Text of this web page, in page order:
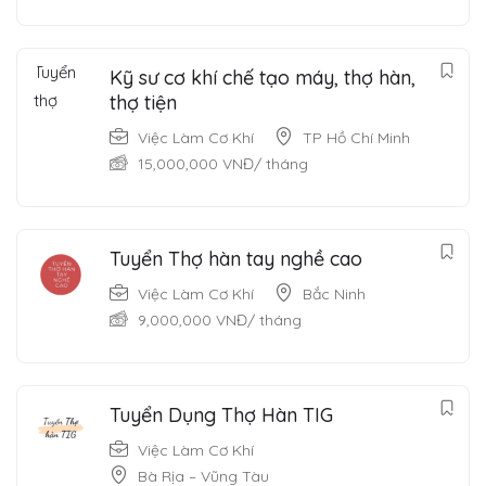
Kỹ sư cơ khí chế tạo máy, thợ hàn,
thợ tiện
Việc Làm Cơ Khí
TP Hồ Chí Minh
15,000,000 VNĐ/ tháng
Tuyển Thợ hàn tay nghề cao
Việc Làm Cơ Khí
Bắc Ninh
9,000,000 VNĐ/ tháng
Tuyển Dụng Thợ Hàn TIG
Việc Làm Cơ Khí
Bà Rịa – Vũng Tàu